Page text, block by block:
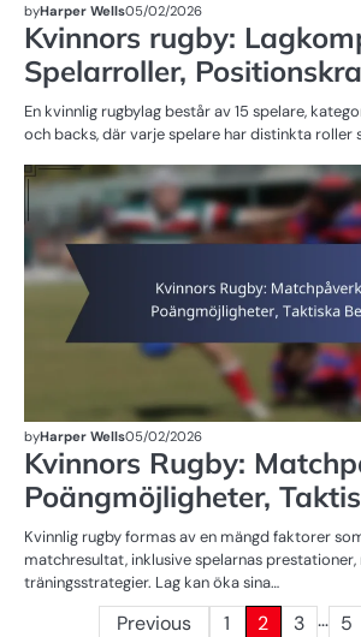
byHarper Wells05/02/2026
Kvinnors rugby:
Spelarroller,
En kvinnlig rugbylag består av 15 spelare,
och backs, där varje spelare har distinkta roller
byHarper Wells05/02/2026
Kvinnors Rugby:
Poängmöjligheter,
Kvinnlig rugby formas av en mängd faktorer
matchresultat, inklusive spelarnas
träningsstrategier. Lag kan öka sina…
Previous 1 2 3 … 5